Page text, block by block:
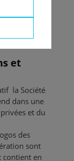
sont
patient,
cette
et
la Société
dans une
et du
des
sont
contient en